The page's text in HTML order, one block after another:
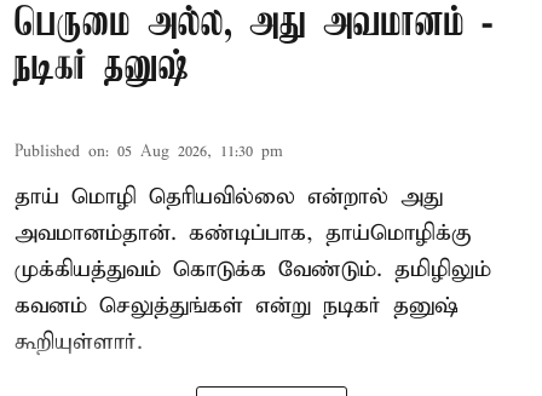
பெருமை அல்ல, அது அவமானம் -
நடிகர் தனுஷ்
Published on: 05 Aug 2026, 11:30 pm
தாய் மொழி தெரியவில்லை என்றால் அது
அவமானம்தான். கண்டிப்பாக, தாய்மொழிக்கு
முக்கியத்துவம் கொடுக்க வேண்டும். தமிழிலும்
கவனம் செலுத்துங்கள் என்று நடிகர் தனுஷ்
கூறியுள்ளார்.